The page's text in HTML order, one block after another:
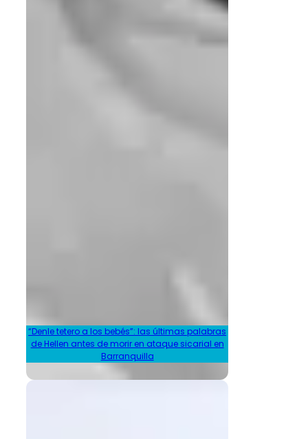
“Denle tetero a los bebés”: las últimas palabras
de Hellen antes de morir en ataque sicarial en
Barranquilla